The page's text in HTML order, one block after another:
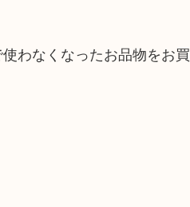
わなくなったお品物をお買